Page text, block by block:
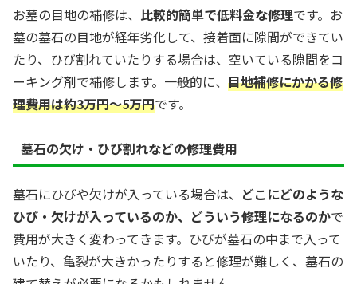
お墓の目地の補修は、 比較的簡単で低料金な修理です。お
墓の墓石の目地が経年劣化して、接着面に隙間ができてい
たり、ひび割れていたりする場合は、空いている隙間をコ
ーキング剤で補修します。一般的に、 目地補修にかかる修
理費用は約3万円〜5万円です。
墓石の欠け・ひび割れなどの修理費用
墓石にひびや欠けが入っている場合は、 どこにどのような
ひび・欠けが入っているのか、どういう修理になるのかで
費用が大きく変わってきます。ひびが墓石の中まで入って
いたり、亀裂が大きかったりすると修理が難しく、墓石の